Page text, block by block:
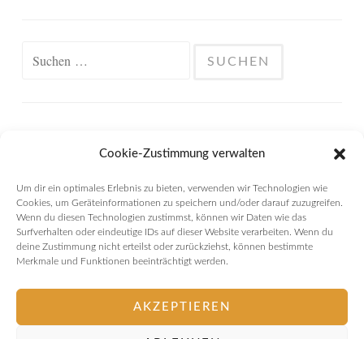
Cookie-Zustimmung verwalten
Um dir ein optimales Erlebnis zu bieten, verwenden wir Technologien wie
Cookies, um Geräteinformationen zu speichern und/oder darauf zuzugreifen.
Wenn du diesen Technologien zustimmst, können wir Daten wie das
Surfverhalten oder eindeutige IDs auf dieser Website verarbeiten. Wenn du
deine Zustimmung nicht erteilst oder zurückziehst, können bestimmte
Merkmale und Funktionen beeinträchtigt werden.
AKZEPTIEREN
Eintrags-Feed
Kommentar-Feed